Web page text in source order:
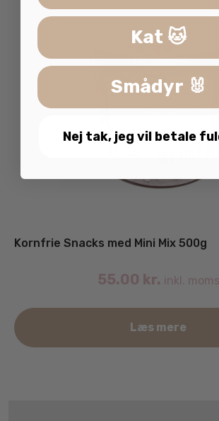
Kornfrie Snacks med Mini Mix 500g
55.00 kr. inkl. moms
Læs mere
Kat 🐱
Smådyr 🐰
Nej tak, jeg vil betale